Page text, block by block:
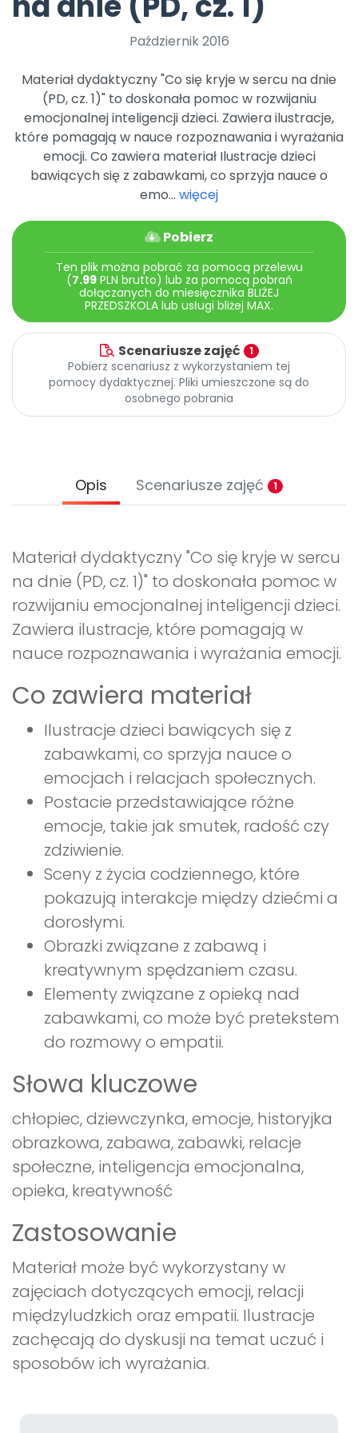
Promocje
Październik 2016
Materiał dydaktyczny "Co się kryje w sercu na dnie
(PD, cz. 1)" to doskonała pomoc w rozwijaniu
emocjonalnej inteligencji dzieci. Zawiera ilustracje,
które pomagają w nauce rozpoznawania i wyrażania
emocji. Co zawiera materiał Ilustracje dzieci
bawiących się z zabawkami, co sprzyja nauce o
emo... więcej
Pobierz
Ten plik można pobrać za pomocą przelewu
(7.99PLN brutto) lub za pomocą pobrań
dołączanych do miesięcznika BLIŻEJ
PRZEDSZKOLA lub usługi bliżej MAX.
Scenariusze zajęć 1
Pobierz scenariusz z wykorzystaniem tej
pomocy dydaktycznej. Pliki umieszczone są do
osobnego pobrania
Opis Scenariusze zajęć 1
Materiał dydaktyczny "Co się kryje w sercu
na dnie (PD, cz. 1)" to doskonała pomoc w
rozwijaniu emocjonalnej inteligencji dzieci.
Zawiera ilustracje, które pomagają w
nauce rozpoznawania i wyrażania emocji.
Co zawiera materiał
Ilustracje dzieci bawiących się z
zabawkami, co sprzyja nauce o
emocjach i relacjach społecznych.
Postacie przedstawiające różne
emocje, takie jak smutek, radość czy
zdziwienie.
Sceny z życia codziennego, które
pokazują interakcje między dziećmi a
dorosłymi.
Obrazki związane z zabawą i
kreatywnym spędzaniem czasu.
Elementy związane z opieką nad
zabawkami, co może być pretekstem
do rozmowy o empatii.
Słowa kluczowe
chłopiec, dziewczynka, emocje, historyjka
obrazkowa, zabawa, zabawki, relacje
społeczne, inteligencja emocjonalna,
opieka, kreatywność
Zastosowanie
Materiał może być wykorzystany w
zajęciach dotyczących emocji, relacji
międzyludzkich oraz empatii. Ilustracje
zachęcają do dyskusji na temat uczuć i
sposobów ich wyrażania.